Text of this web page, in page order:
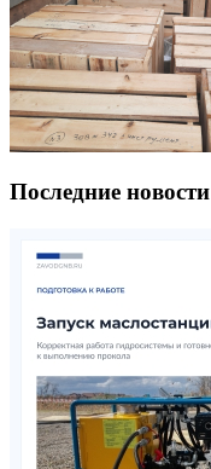
Последние новости